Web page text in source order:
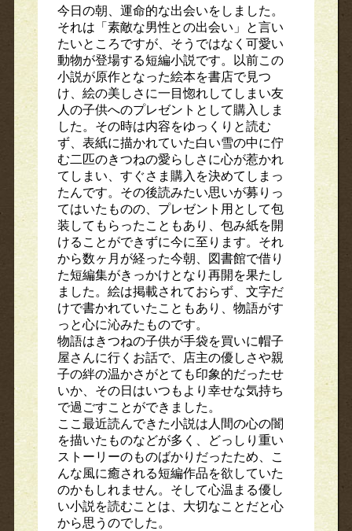
今日の朝、運命的な出会いをしました。
それは「素敵な男性との出会い」と言い
たいところですが、そうではなく可愛い
動物が登場する短編小説です。以前この
小説が原作となった絵本を書店で見つ
け、絵の美しさに一目惚れしてしまい友
人の子供へのプレゼントとして購入しま
した。その時は内容をゆっくりと読む
ず、表紙に描かれていた白い雪の中に佇
む二匹のきつねの愛らしさに心が惹かれ
てしまい、すぐさま購入を決めてしまっ
たんです。その後読みたい思いが募りっ
てはいたものの、プレゼント用として包
装してもらったこともあり、包み紙を開
けることができずに今に至ります。それ
から数ヶ月が経った今朝、図書館で借り
た短編集がきっかけとなり再開を果たし
ました。絵は掲載されておらず、文字だ
けで書かれていたこともあり、物語がす
っと心に沁みたものです。
物語はきつねの子供が手袋を買いに帽子
屋さんに行くお話で、店主の優しさや親
子の絆の温かさがとても印象的だったせ
いか、その日はいつもより幸せな気持ち
で過ごすことができました。
ここ最近読んできた小説は人間の心の闇
を描いたものなどが多く、どっしり重い
ストーリーのものばかりだったため、こ
んな風に癒される短編作品を欲していた
のかもしれません。そして心温まる優し
い小説を読むことは、大切なことだと心
から思うのでした。